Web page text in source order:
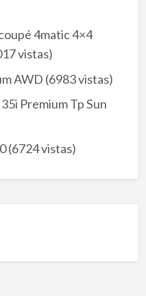
4matic 4×4
vistas)
AWD (6983 vistas)
Premium Tp Sun
(6724 vistas)